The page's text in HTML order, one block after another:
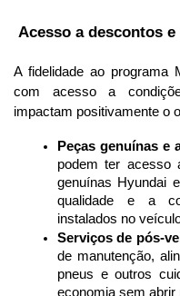
Acesso a descontos
A fidelidade ao programa
com acesso a
impactam positivamente o
Peças genuínas e
podem ter acesso
genuínas Hyundai
qualidade e a
instalados no
Serviços de pós-
de manutenção,
pneus e outros
economia sem abrir